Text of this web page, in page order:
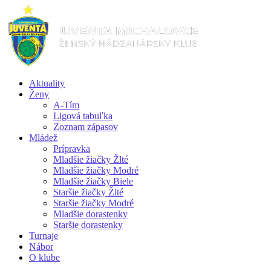
Aktuality
Ženy
A-Tím
Ligová tabuľka
Zoznam zápasov
Mládež
Prípravka
Mladšie žiačky Žlté
Mladšie žiačky Modré
Mladšie žiačky Biele
Staršie žiačky Žlté
Staršie žiačky Modré
Mladšie dorastenky
Staršie dorastenky
Turnaje
Nábor
O klube